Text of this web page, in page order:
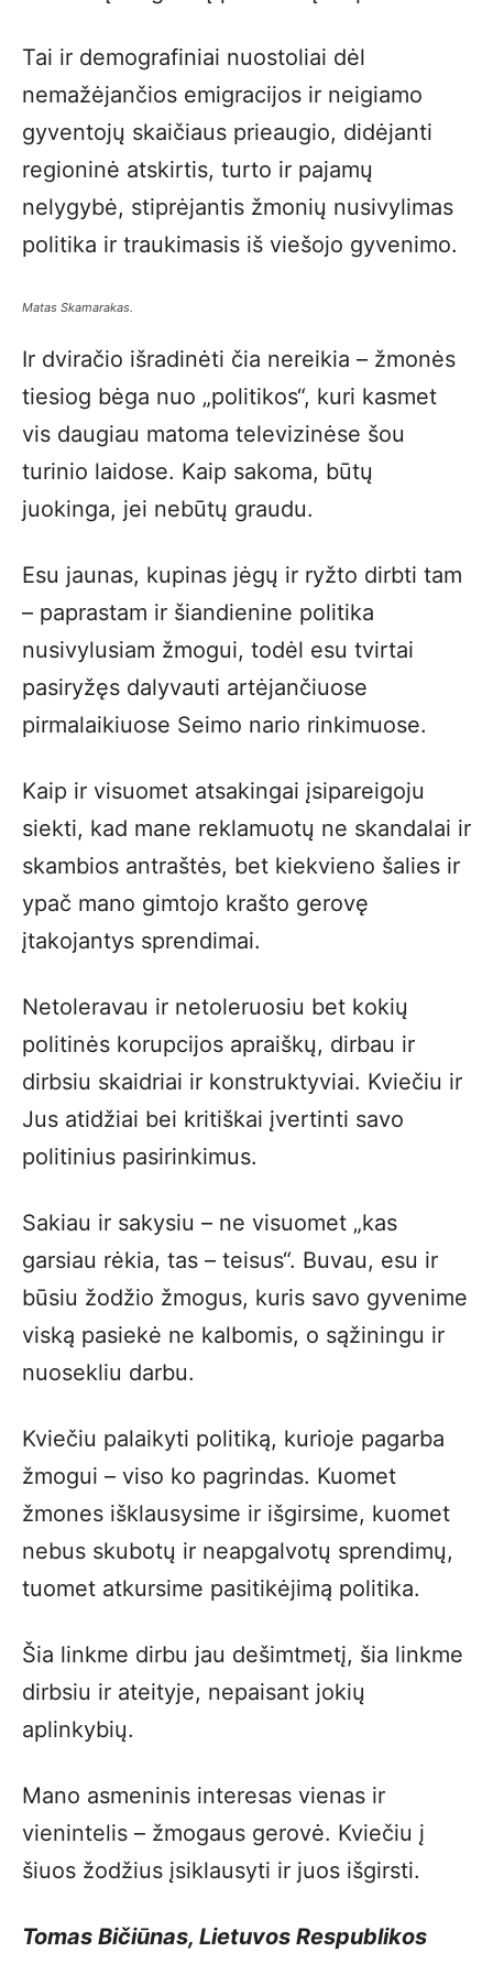
Tai ir demografiniai nuostoliai dėl
nemažėjančios emigracijos ir neigiamo
gyventojų skaičiaus prieaugio, didėjanti
regioninė atskirtis, turto ir pajamų
nelygybė, stiprėjantis žmonių nusivylimas
politika ir traukimasis iš viešojo gyvenimo.
Matas Skamarakas.
Ir dviračio išradinėti čia nereikia – žmonės
tiesiog bėga nuo „politikos“, kuri kasmet
vis daugiau matoma televizinėse šou
turinio laidose. Kaip sakoma, būtų
juokinga, jei nebūtų graudu.
Esu jaunas, kupinas jėgų ir ryžto dirbti tam
– paprastam ir šiandienine politika
nusivylusiam žmogui, todėl esu tvirtai
pasiryžęs dalyvauti artėjančiuose
pirmalaikiuose Seimo nario rinkimuose.
Kaip ir visuomet atsakingai įsipareigoju
siekti, kad mane reklamuotų ne skandalai ir
skambios antraštės, bet kiekvieno šalies ir
ypač mano gimtojo krašto gerovę
įtakojantys sprendimai.
Netoleravau ir netoleruosiu bet kokių
politinės korupcijos apraiškų, dirbau ir
dirbsiu skaidriai ir konstruktyviai. Kviečiu ir
Jus atidžiai bei kritiškai įvertinti savo
politinius pasirinkimus.
Sakiau ir sakysiu – ne visuomet „kas
garsiau rėkia, tas – teisus“. Buvau, esu ir
būsiu žodžio žmogus, kuris savo gyvenime
viską pasiekė ne kalbomis, o sąžiningu ir
nuosekliu darbu.
Kviečiu palaikyti politiką, kurioje pagarba
žmogui – viso ko pagrindas. Kuomet
žmones išklausysime ir išgirsime, kuomet
nebus skubotų ir neapgalvotų sprendimų,
tuomet atkursime pasitikėjimą politika.
Šia linkme dirbu jau dešimtmetį, šia linkme
dirbsiu ir ateityje, nepaisant jokių
aplinkybių.
Mano asmeninis interesas vienas ir
vienintelis – žmogaus gerovė. Kviečiu į
šiuos žodžius įsiklausyti ir juos išgirsti.
Tomas Bičiūnas, Lietuvos Respublikos